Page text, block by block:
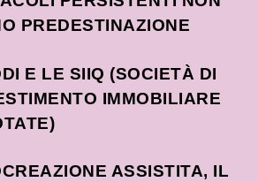
PREDESTINAZIONE
E LE SIIQ (SOCIETÀ DI
IMMOBILIARE
ASSISTITA, IL